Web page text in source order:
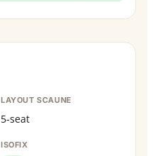
LAYOUT SCAUNE
5-seat
ISOFIX